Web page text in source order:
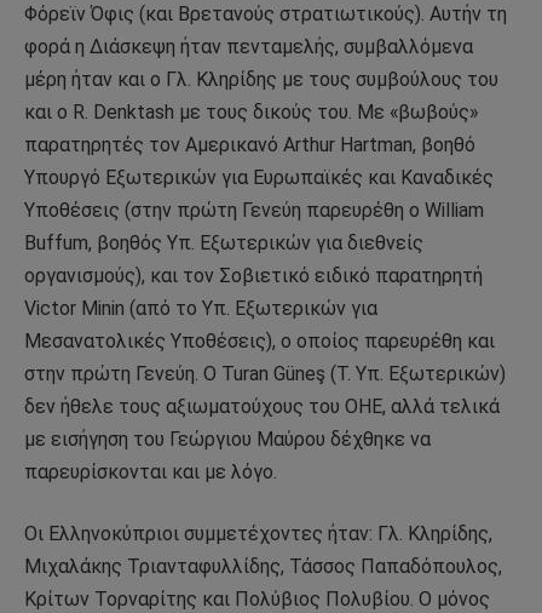
Φόρεϊν Όφις (και Βρετανούς στρατιωτικούς). Αυτήν τη
φορά η Διάσκεψη ήταν πενταμελής, συμβαλλόμενα
μέρη ήταν και ο Γλ. Κληρίδης με τους συμβούλους του
και ο R. Denktash με τους δικούς του. Με «βωβούς»
παρατηρητές τον Αμερικανό Arthur Hartman, βοηθό
Υπουργό Εξωτερικών για Ευρωπαϊκές και Καναδικές
Υποθέσεις (στην πρώτη Γενεύη παρευρέθη ο William
Buffum, βοηθός Υπ. Εξωτερικών για διεθνείς
οργανισμούς), και τον Σοβιετικό ειδικό παρατηρητή
Victor Minin (από το Υπ. Εξωτερικών για
Μεσανατολικές Υποθέσεις), ο οποίος παρευρέθη και
στην πρώτη Γενεύη. Ο Turan Güneş (Τ. Υπ. Εξωτερικών)
δεν ήθελε τους αξιωματούχους του ΟΗΕ, αλλά τελικά
με εισήγηση του Γεώργιου Μαύρου δέχθηκε να
παρευρίσκονται και με λόγο.
Οι Ελληνοκύπριοι συμμετέχοντες ήταν: Γλ. Κληρίδης,
Μιχαλάκης Τριανταφυλλίδης, Τάσσος Παπαδόπουλος,
Κρίτων Τορναρίτης και Πολύβιος Πολυβίου. Ο μόνος